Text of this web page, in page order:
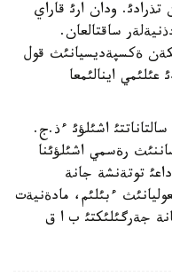
ةسئگئ 3 اركادان تذرادئ. ودان ارئ قاراي
ساقتالعان.
ةكسپةديسيانئث قول
اينالئمعا
اشئلؤئ ءذ.ج.
رةسمي اشئلؤئنا
توتةنشة جانة
ءبئلئم، مادةنيةت
جةرگئلئكتئ ب ا ق